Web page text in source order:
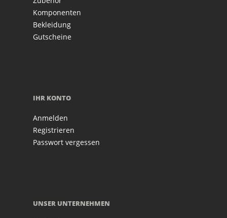
Komponenten
Bekleidung
Gutscheine
IHR KONTO
Anmelden
Registrieren
Passwort vergessen
UNSER UNTERNEHMEN